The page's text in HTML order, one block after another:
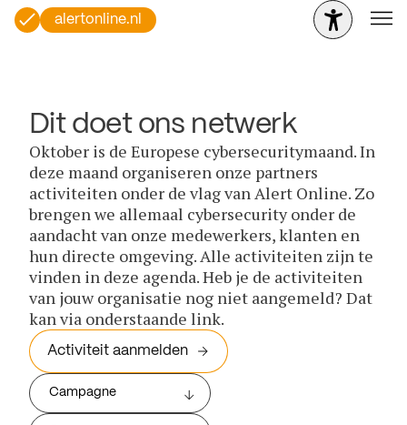
alertonline.nl
Dit doet ons netwerk
Oktober is de Europese cybersecuritymaand. In
deze maand organiseren onze partners
activiteiten onder de vlag van Alert Online. Zo
brengen we allemaal cybersecurity onder de
aandacht van onze medewerkers, klanten en
hun directe omgeving. Alle activiteiten zijn te
vinden in deze agenda. Heb je de activiteiten
van jouw organisatie nog niet aangemeld? Dat
kan via onderstaande link.
Activiteit aanmelden
Campagne